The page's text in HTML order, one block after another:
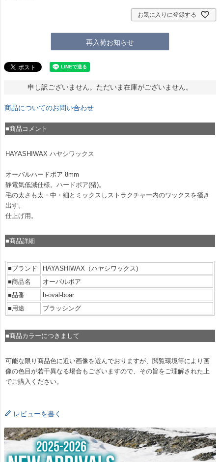
お気に入りに登録する
再入荷お知らせ
申し訳ございません。ただいま在庫がございません。
商品についてのお問い合わせ
■商品コメント
HAYASHIWAX ハヤシワックス
オーバルハードボア 8mm
静電気低減仕様。ハードボア(猪)。
毛の太さも太・中・細とミックスしストラクチャー内のワックスを掻き
出す。
仕上げ用。
■商品詳細
■ブランド
HAYASHIWAX（ハヤシワックス)
■商品名
オーバルボア
■品番
h-oval-boar
■用途
ブラッシング
■商品カラーにつきまして
可能な限り商品色に近い画像を選んでおりますが、閲覧環境等により画
像の色目が若干異なる場合もございますので、その旨をご理解された上
でご購入ください。
レビューを書く